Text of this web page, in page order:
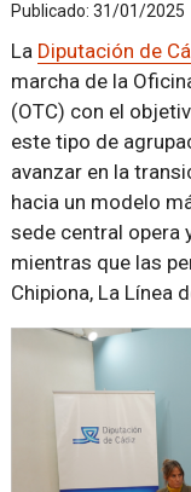
Publicado: 31/01/2025
La Diputación de
marcha de la
(OTC) con el
este tipo de
avanzar en la
hacia un modelo
sede central opera
mientras que las
Chipiona, La Línea